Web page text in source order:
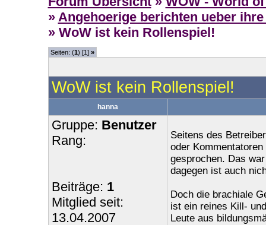
» Angehoerige berichten ueber
» WoW ist kein Rollenspiel!
Seiten: (1) [1] »
WoW ist kein Rollenspiel!
hanna
Gruppe: Benutzer
Rang:
Beiträge: 1
Mitglied seit:
13.04.2007
Seitens des
oder
gesprochen. Das
dagegen ist auch
Doch die brachiale
ist ein reines Kill-
Leute aus